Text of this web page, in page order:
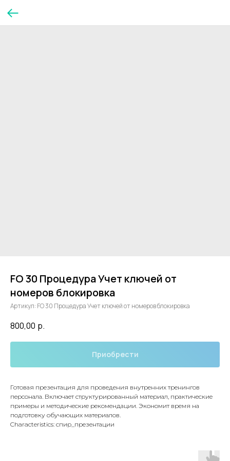
FO 30 Процедура Учет ключей от
номеров блокировка
Артикул: FO 30 Процедура Учет ключей от номеров блокировка
800,00 р.
Приобрести
Готовая презентация для проведения внутренних тренингов
персонала. Включает структурированный материал, практические
примеры и методические рекомендации. Экономит время на
подготовку обучающих материалов.
Characteristics: спир_презентации